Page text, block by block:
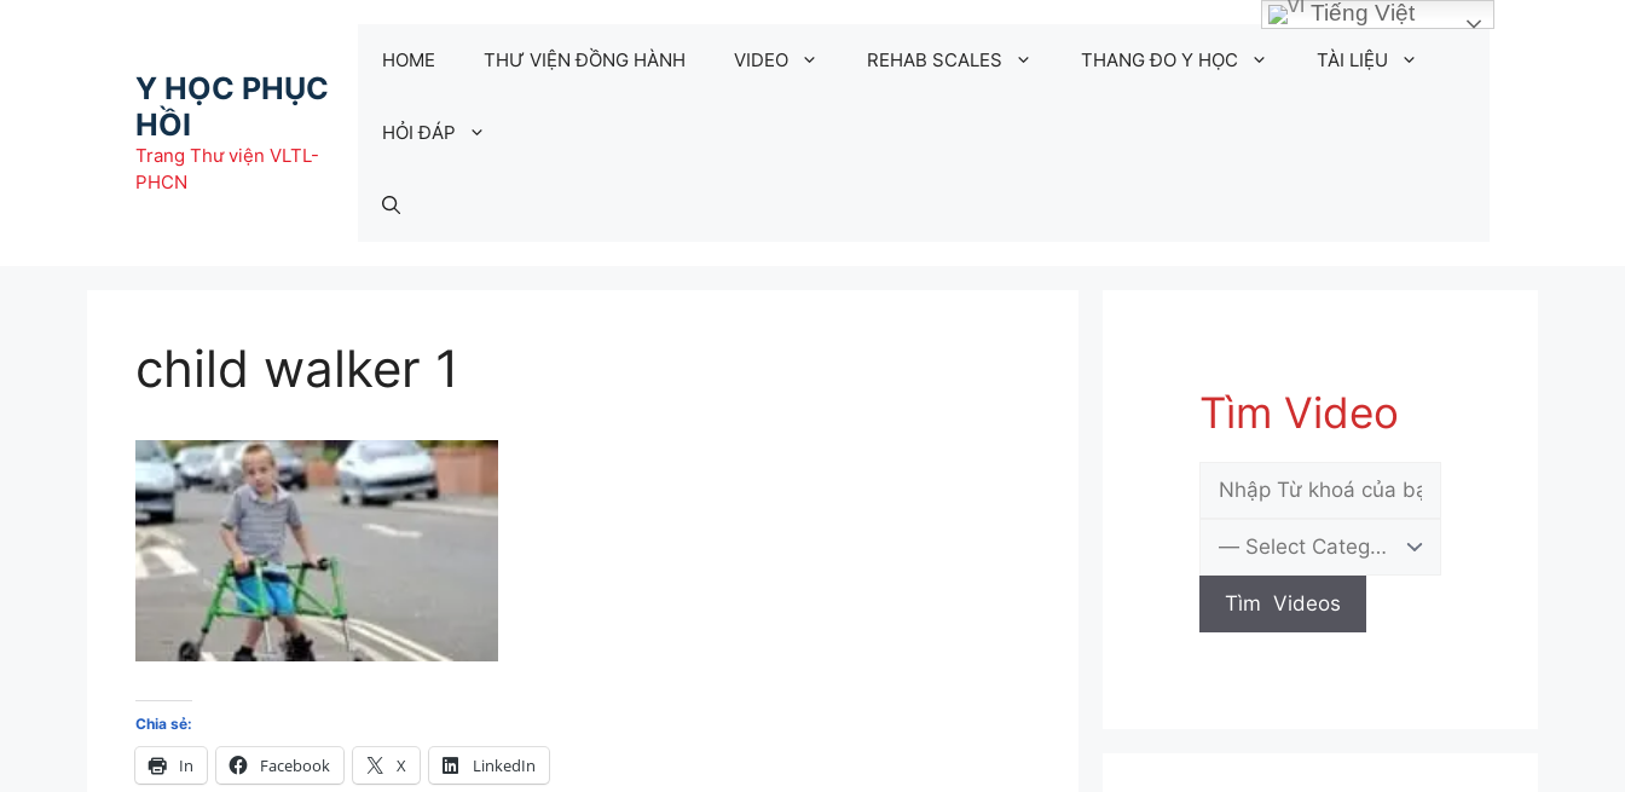
Y HỌC PHỤC
HỒI
Trang Thư viện VLTL-
PHCN
HOME THƯ VIỆN ĐỒNG HÀNH VIDEO REHAB SCALES THANG ĐO Y HỌC TÀI LIỆU
HỎI ĐÁP
child walker 1
Chia sẻ:
In Facebook X LinkedIn
Tìm Video
Tiếng Việt